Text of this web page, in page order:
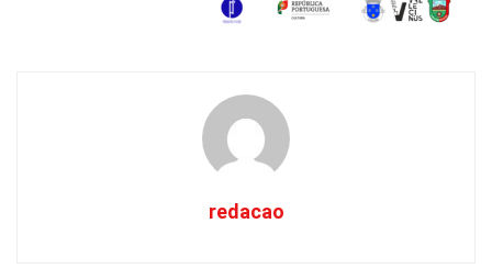
redacao